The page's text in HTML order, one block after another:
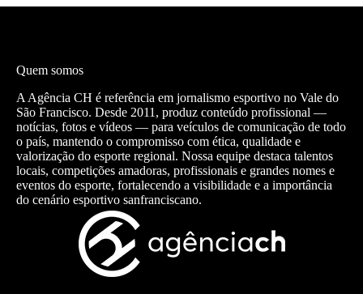
Quem somos
A Agência CH é referência em jornalismo esportivo no Vale do
São Francisco. Desde 2011, produz conteúdo profissional —
notícias, fotos e vídeos — para veículos de comunicação de todo
o país, mantendo o compromisso com ética, qualidade e
valorização do esporte regional. Nossa equipe destaca talentos
locais, competições amadoras, profissionais e grandes nomes e
eventos do esporte, fortalecendo a visibilidade e a importância
do cenário esportivo sanfranciscano.